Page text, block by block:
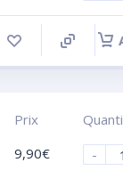
Prix
9,90€
-